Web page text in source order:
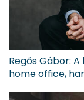
Regős Gábor:
home office,